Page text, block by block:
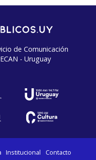
de Comunicación
- Uruguay
Institucional Contacto